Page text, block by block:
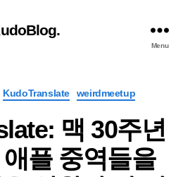
Menu
Categories
KudoTranslate weirdmeetup
맥 30주년
플 중역들을